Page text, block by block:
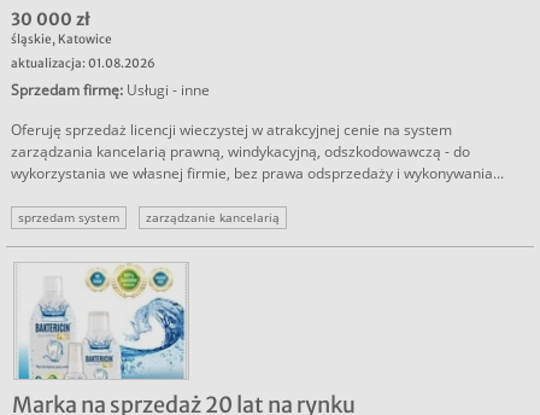
30 000 zł
śląskie, Katowice
aktualizacja: 01.08.2026
Sprzedam firmę: Usługi - inne
Oferuję sprzedaż licencji wieczystej w atrakcyjnej cenie na system
zarządzania kancelarią prawną, windykacyjną, odszkodowawczą - do
wykorzystania we własnej firmie, bez prawa odsprzedaży i wykonywania...
sprzedam system zarządzanie kancelarią
Marka na sprzedaż 20 lat na rynku